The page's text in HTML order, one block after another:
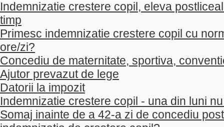
Indemnizatie crestere copil, eleva
timp
Primesc indemnizatie crestere copil cu
ore/zi?
Concediu de maternitate, sportiva,
Ajutor prevazut de lege
Datorii la impozit
Indemnizatie crestere copil - una din luni
Somaj inainte de a 42-a zi de concediu